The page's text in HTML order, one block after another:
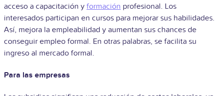
acceso a capacitación y formación profesional. Los
interesados participan en cursos para mejorar sus habilidades.
Así, mejora la empleabilidad y aumentan sus chances de
conseguir empleo formal. En otras palabras, se facilita su
ingreso al mercado formal.
Para las empresas